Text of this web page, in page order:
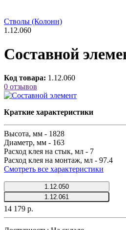
Стволы (Колонн)
1.12.060
Составной
Код товара: 1.12.060
0 отзывов
Краткие характеристики
Высота, мм - 1828
Диаметр, мм - 163
Расход клея на стык, мл - 7
Расход клея на монтаж, мл - 97.4
Смотреть все характеристики
1.12.050
1.12.061
14 179 р.